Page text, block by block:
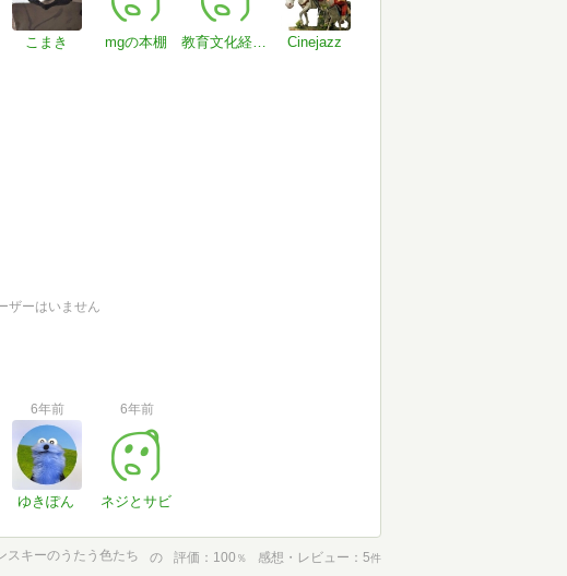
こまき mgの本棚 教育文化経営学院 Cinejazz
ザーはいません
6年前
ゆきぽん
6年前
ネジとサビ
スキーのうたう色たち の 評価 100 ％ 感想・レビュー 5件